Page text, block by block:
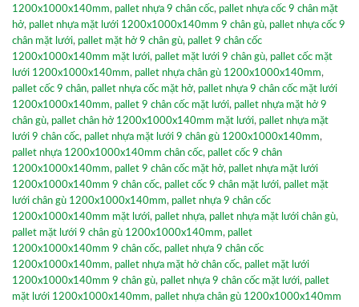
1200x1000x140mm, pallet nhựa 9 chân cốc, pallet nhựa cốc 9 chân mặt
hở, pallet nhựa mặt lưới 1200x1000x140mm 9 chân gù, pallet nhựa cốc 9
chân mặt lưới, pallet mặt hở 9 chân gù, pallet 9 chân cốc
1200x1000x140mm mặt lưới, pallet mặt lưới 9 chân gù, pallet cốc mặt
lưới 1200x1000x140mm, pallet nhựa chân gù 1200x1000x140mm,
pallet cốc 9 chân, pallet nhựa cốc mặt hở, pallet nhựa 9 chân cốc mặt lưới
1200x1000x140mm, pallet 9 chân cốc mặt lưới, pallet nhựa mặt hở 9
chân gù, pallet chân hở 1200x1000x140mm mặt lưới, pallet nhựa mặt
lưới 9 chân cốc, pallet nhựa mặt lưới 9 chân gù 1200x1000x140mm,
pallet nhựa 1200x1000x140mm chân cốc, pallet cốc 9 chân
1200x1000x140mm, pallet 9 chân cốc mặt hở, pallet nhựa mặt lưới
1200x1000x140mm 9 chân cốc, pallet cốc 9 chân mặt lưới, pallet mặt
lưới chân gù 1200x1000x140mm, pallet nhựa 9 chân cốc
1200x1000x140mm mặt lưới, pallet nhựa, pallet nhựa mặt lưới chân gù,
pallet mặt lưới 9 chân gù 1200x1000x140mm, pallet
1200x1000x140mm 9 chân cốc, pallet nhựa 9 chân cốc
1200x1000x140mm, pallet nhựa mặt hở chân cốc, pallet mặt lưới
1200x1000x140mm 9 chân gù, pallet nhựa 9 chân cốc mặt lưới, pallet
mặt lưới 1200x1000x140mm, pallet nhựa chân gù 1200x1000x140mm